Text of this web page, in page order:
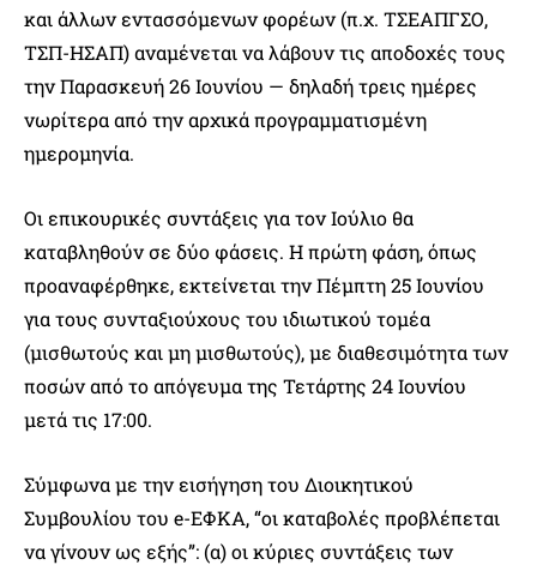
και άλλων εντασσόμενων φορέων (π.χ. ΤΣΕΑΠΓΣΟ,
ΤΣΠ-ΗΣΑΠ) αναμένεται να λάβουν τις αποδοχές τους
την Παρασκευή 26 Ιουνίου — δηλαδή τρεις ημέρες
νωρίτερα από την αρχικά προγραμματισμένη
ημερομηνία.
Οι επικουρικές συντάξεις για τον Ιούλιο θα
καταβληθούν σε δύο φάσεις. Η πρώτη φάση, όπως
προαναφέρθηκε, εκτείνεται την Πέμπτη 25 Ιουνίου
για τους συνταξιούχους του ιδιωτικού τομέα
(μισθωτούς και μη μισθωτούς), με διαθεσιμότητα των
ποσών από το απόγευμα της Τετάρτης 24 Ιουνίου
μετά τις 17:00.
Σύμφωνα με την εισήγηση του Διοικητικού
Συμβουλίου του e-ΕΦΚΑ, “οι καταβολές προβλέπεται
να γίνουν ως εξής”: (α) οι κύριες συντάξεις των